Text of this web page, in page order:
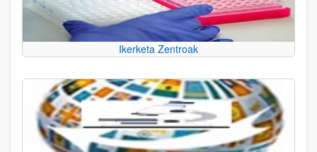
Ikerketa Zentroak